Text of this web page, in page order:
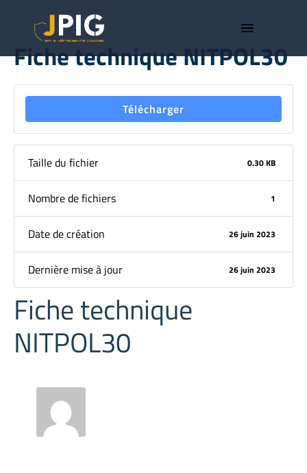
menu
Fiche technique NITPOL30
Télécharger
Taille du fichier 0.30 KB
Nombre de fichiers 1
Date de création 26 juin 2023
Dernière mise à jour 26 juin 2023
Fiche technique
NITPOL30